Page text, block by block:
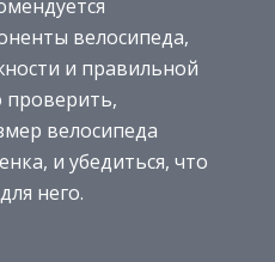
велосипеда,
и правильной
проверить,
велосипеда
и убедиться, что
него.